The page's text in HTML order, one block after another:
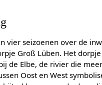
vier seizoenen over de
Groß Lüben. Het
de Elbe, de rivier die
Oost en West